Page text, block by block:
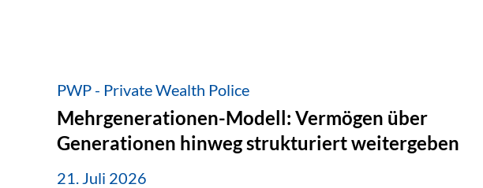
PWP - Private Wealth Police
Mehrgenerationen-Modell: Vermögen über
Generationen hinweg strukturiert weitergeben
21. Juli 2026